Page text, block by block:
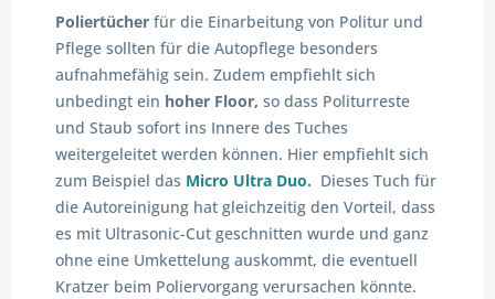
Poliertücher für die Einarbeitung von Politur und
Pflege sollten für die Autopflege besonders
aufnahmefähig sein. Zudem empfiehlt sich
unbedingt ein hoher Floor,so dass Politurreste
und Staub sofort ins Innere des Tuches
weitergeleitet werden können. Hier empfiehlt sich
zum Beispiel das Micro Ultra Duo. Dieses Tuch für
die Autoreinigung hat gleichzeitig den Vorteil, dass
es mit Ultrasonic-Cut geschnitten wurde und ganz
ohne eine Umkettelung auskommt, die eventuell
Kratzer beim Poliervorgang verursachen könnte.